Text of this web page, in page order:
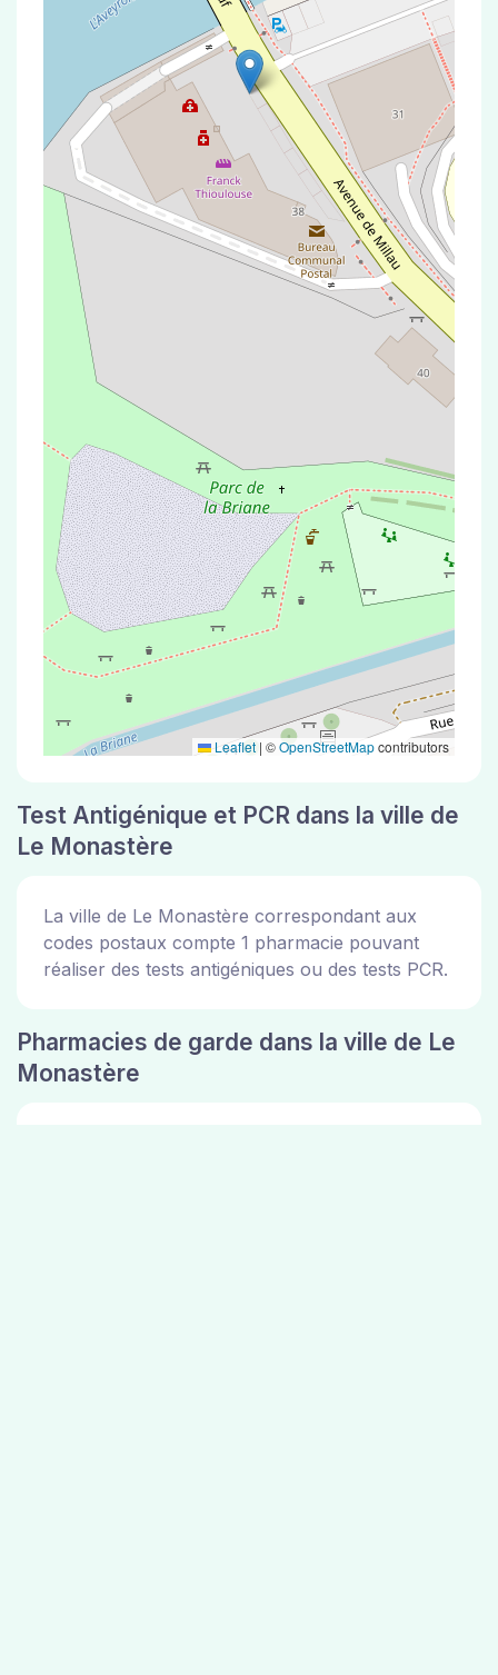
Leaflet | ©OpenStreetMapcontributors
Test Antigénique et PCR dans la ville de
Le Monastère
La ville de Le Monastère correspondant aux
codes postaux compte 1 pharmacie pouvant
réaliser des tests antigéniques ou des tests PCR.
Pharmacies de garde dans la ville de Le
Monastère